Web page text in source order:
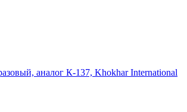
аналог К-137, Khokhar International